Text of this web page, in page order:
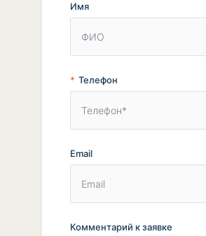
Имя
Телефон
Email
Комментарий к заявке